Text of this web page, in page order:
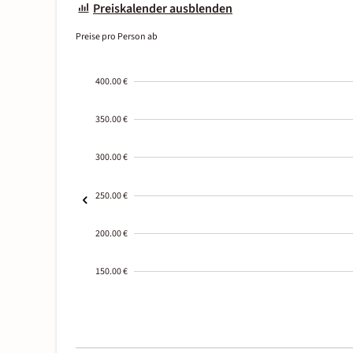
Preiskalender ausblenden
Preise pro Person ab
400.00 €
350.00 €
300.00 €
250.00 €
200.00 €
150.00 €
01-02